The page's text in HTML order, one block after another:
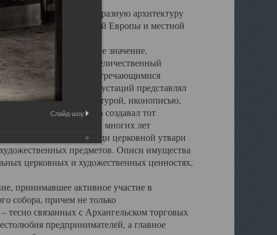
себе яркую и своеобразную архитектуру
России, Западной Европы и местной
его кафедральное значение,
города. Обширный и величественный
нигде не встречающимися
символических инкрустаций представлял
с живописью, скульптурой, иконописью,
Троицкого храма создавал тот
собора, на протяжении многих лет
библиотеке, среди церковной утвари
предметов. Описи имущества
церковных и художественных ценностях,
принимавшее активное участие в
собора, причем не только
тесно связанных с Архангельском торговых
предпринимателей, а главное
Слайд-шоу: